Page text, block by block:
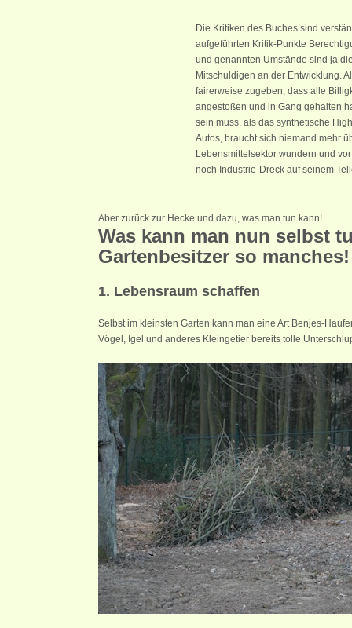
Die Kritiken des Buches sind
aufgeführten Kritik-Punkte
und genannten Umstände sind ja
Mitschuldigen an der Entwicklung.
fairerweise zugeben, dass alle
angestoßen und in Gang gehalten
sein muss, als das synthetische
Autos, braucht sich niemand mehr
Lebensmittelsektor wundern und
noch Industrie-Dreck auf seinem
Aber zurück zur Hecke und dazu, was man tun kann!
Was kann man nun selbst
Gartenbesitzer so manches!
1. Lebensraum schaffen
Selbst im kleinsten Garten kann man eine Art Benjes-
Vögel, Igel und anderes Kleingetier bereits tolle